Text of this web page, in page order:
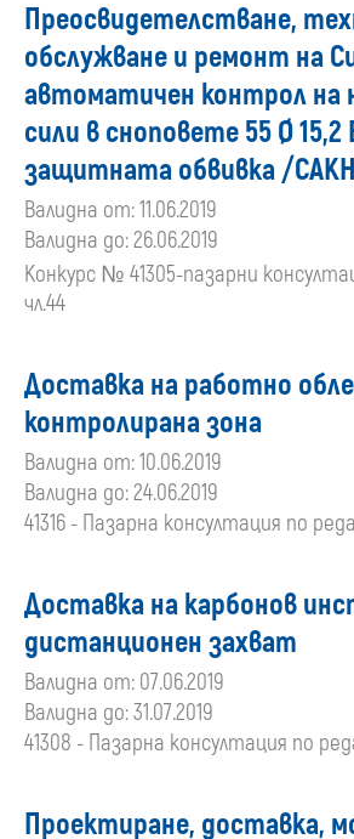
Преосвидетелстване,
обслужване и ремонт на
автоматичен контрол на
сили в сноповете 55 Ø 15,2
защитната обвивка /
Валидна от: 11.06.2019
Валидна до: 26.06.2019
Конкурс № 41305-пазарни
чл.44
Доставка на работно
контролирана зона
Валидна от: 10.06.2019
Валидна до: 24.06.2019
41316 - Пазарна консултация по
Доставка на карбонов
дистанционен захват
Валидна от: 07.06.2019
Валидна до: 31.07.2019
41308 - Пазарна консултация по
Проектиране, доставка,